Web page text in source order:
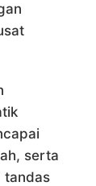
serta
tandas